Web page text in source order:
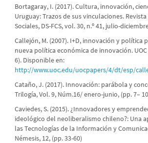
Bortagaray, I. (2017). Cultura, innovación,
Uruguay: Trazos de sus vinculaciones. Revista
Sociales, DS-FCS, vol. 30, n.º 41, julio-
Callejón, M. (2007). I+D, innovación y política
nueva política económica de innovación. UOC
6). Disponible en:
http://www.uoc.edu/uocpapers/4/dt/esp/
Cataño, J. (2017). Innovación: parábola y
Trilogía, Vol. 9, Núm.16/ enero-junio, (pp. 7–
Caviedes, S. (2015). ¿Innovadores y
ideológico del neoliberalismo chileno?: Una
las Tecnologías de la Información y
Némesis, 12, (pp. 33-60)